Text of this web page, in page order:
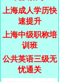
上海成人学历快
速提升
上海中级职称培
训班
公共英语三级无
忧通关